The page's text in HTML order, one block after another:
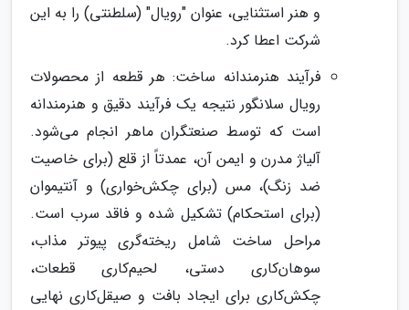
و هنر استثنایی، عنوان "رویال" (سلطنتی) را به این
شرکت اعطا کرد.
فرآیند هنرمندانه ساخت: هر قطعه از محصولات
رویال سلانگور نتیجه یک فرآیند دقیق و هنرمندانه
است که توسط صنعتگران ماهر انجام می‌شود.
آلیاژ مدرن و ایمن آن، عمدتاً از قلع (برای خاصیت
ضد زنگ)، مس (برای چکش‌خواری) و آنتیموان
(برای استحکام) تشکیل شده و فاقد سرب است.
مراحل ساخت شامل ریخته‌گری پیوتر مذاب،
سوهان‌کاری دستی، لحیم‌کاری قطعات،
چکش‌کاری برای ایجاد بافت و صیقل‌کاری نهایی